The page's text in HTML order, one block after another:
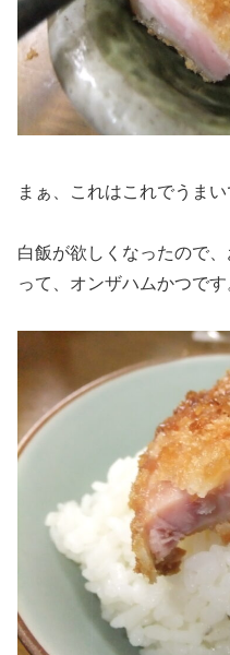
まぁ、これはこれでうまい
白飯が欲しくなったので
って、オンザハムかつです